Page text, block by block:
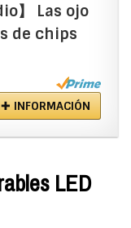
】 Las ojo
de chips
✚ INFORMACIÓN
LED